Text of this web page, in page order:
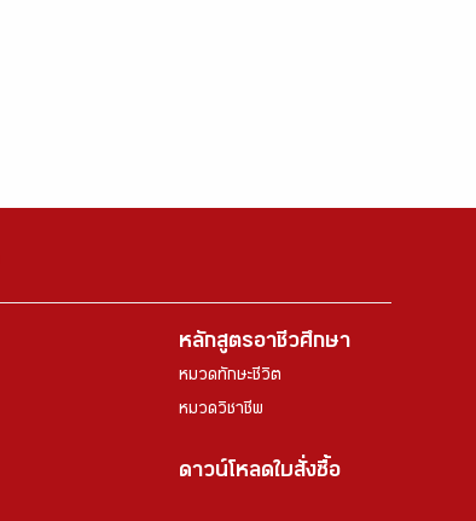
หลักสูตรอาชีวศึกษา
หมวดทักษะชีวิต
หมวดวิชาชีพ
ดาวน์โหลดใบสั่งซื้อ